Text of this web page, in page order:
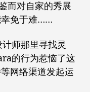
而对自家的秀展
幸免于难……
师那里寻找灵
的行为惹恼了这
网络渠道发起运